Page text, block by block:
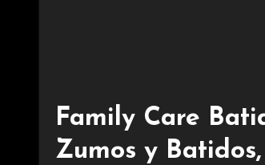
Family Care
Zumos y